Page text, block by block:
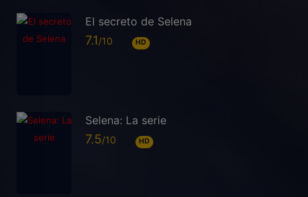
El secreto de Selena
7.1 HD
Selena: La serie
7.5 HD